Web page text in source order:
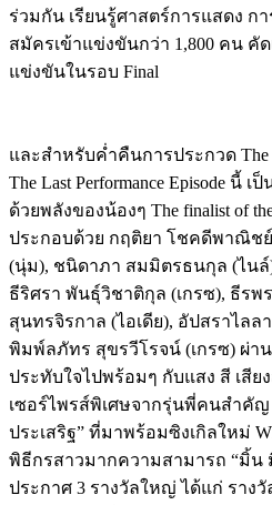
ร่วมกัน เรียนรู้ศาสตร์การแสดง ก
สมัครเข้าแข่งขันกว่า 1,800 คน คั
แข่งขันในรอบ Final
และสำหรับค่ำคืนการประกวด The
The Last Performance Episode นี้
ด้วยพลังของน้องๆ The finalist of
ประกอบด้วย กฤติยา โชคดีพาณิช
(นุ่ม), ชนิดาภา สมมิตรธนกุล (ไน
ธีริศรา พันธุ์วิชาติกุล (เกรซ), ธีร
สุนทรจิรกาล (ไอเดีย), อัปสราไล
พิมพ์ลภัทร สุขรวีโรจน์ (เกรซ) ผ่า
ประทับใจไปพร้อมๆ กับแสง สี เสีย
เซอร์ไพรส์พิเศษจากรุ่นพี่คนสำคัญ
ประเสริฐ” ที่มาพร้อมซิงเกิลใหม่
พิธีกรสาวมากความสามารถ “มิ้
ประกาศ 3 รางวัลใหญ่ ได้แก่ รางวัล